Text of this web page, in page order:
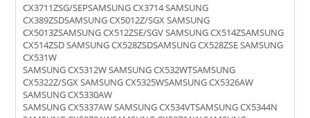
CX3711ZSG/SEPSAMSUNG CX3714 SAMSUNG
CX389ZSDSAMSUNG CX5012Z/SGX SAMSUNG
CX5013ZSAMSUNG CX512ZSE/SGV SAMSUNG CX514ZSAMSUNG
CX514ZSD SAMSUNG CX528ZSDSAMSUNG CX528ZSE SAMSUNG
CX531W
SAMSUNG CX5312W SAMSUNG CX532WTSAMSUNG
CX5322Z/SGX SAMSUNG CX5325WSAMSUNG CX5326AW
SAMSUNG CX5330AW
SAMSUNG CX5337AW SAMSUNG CX534VTSAMSUNG CX5344N